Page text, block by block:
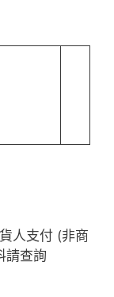
人支付 (非商
請查詢